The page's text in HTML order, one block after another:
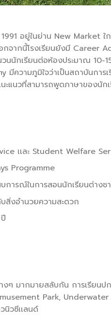
อยู่ในย่าน New Market ใ
จากนี้โรงเรียนยังมี Career
วนนักเรียนต่อห้องประมาณ
มีความภูมิใจว่าเป็นสถาบันกา
ะแนวที่สามารถพูดภาษาของนั
เเละ Student Welfare
Programme
การณ์ในการสอนนักเรียนต่างช
สิ่งอำนวยความสะดวก
งๆ มากมายสลับกัน การเรียน
Park,
นิวซีเเลนด์